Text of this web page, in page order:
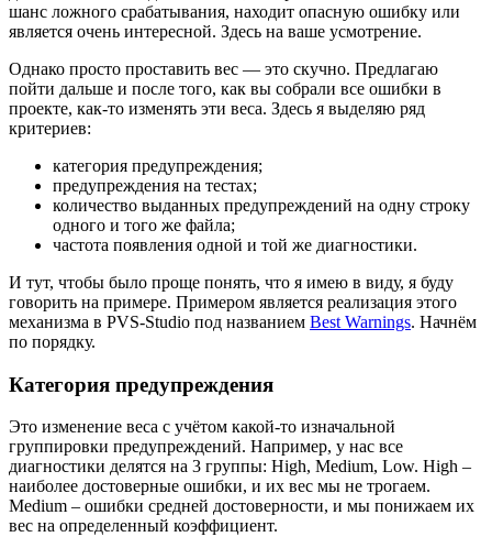
шанс ложного срабатывания, находит опасную ошибку или
является очень интересной. Здесь на ваше усмотрение.
Однако просто проставить вес — это скучно. Предлагаю
пойти дальше и после того, как вы собрали все ошибки в
проекте, как-то изменять эти веса. Здесь я выделяю ряд
критериев:
категория предупреждения;
предупреждения на тестах;
количество выданных предупреждений на одну строку
одного и того же файла;
частота появления одной и той же диагностики.
И тут, чтобы было проще понять, что я имею в виду, я буду
говорить на примере. Примером является реализация этого
механизма в PVS-Studio под названием Best Warnings. Начнём
по порядку.
Категория предупреждения
Это изменение веса с учётом какой-то изначальной
группировки предупреждений. Например, у нас все
диагностики делятся на 3 группы: High, Medium, Low. High –
наиболее достоверные ошибки, и их вес мы не трогаем.
Medium – ошибки средней достоверности, и мы понижаем их
вес на определенный коэффициент.